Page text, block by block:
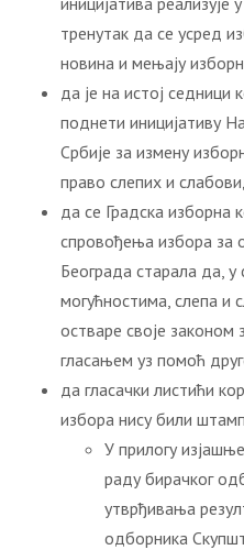
тренутак да се усред
новина и мењају
да је на истој
поднети иницијативу
Србије за измену
право слепих и
да се Градска изборна
спровођења избора за
Београда старала да,
могућностима, слепа и
остваре своје законом
гласањем уз помоћ
да гласачки листићи
избора нису били
У прилогу
раду бирачког
утврђивања
одборника